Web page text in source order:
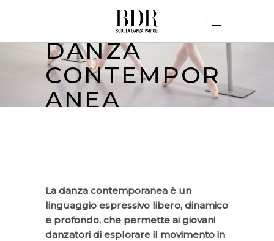
DANZA
CONTEMPOR
ANEA
La danza contemporanea è un
linguaggio espressivo libero, dinamico
e profondo, che permette ai giovani
danzatori di esplorare il movimento in